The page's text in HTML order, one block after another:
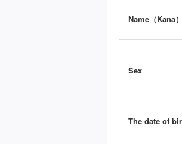
Name（Kana）
Sex
The date of